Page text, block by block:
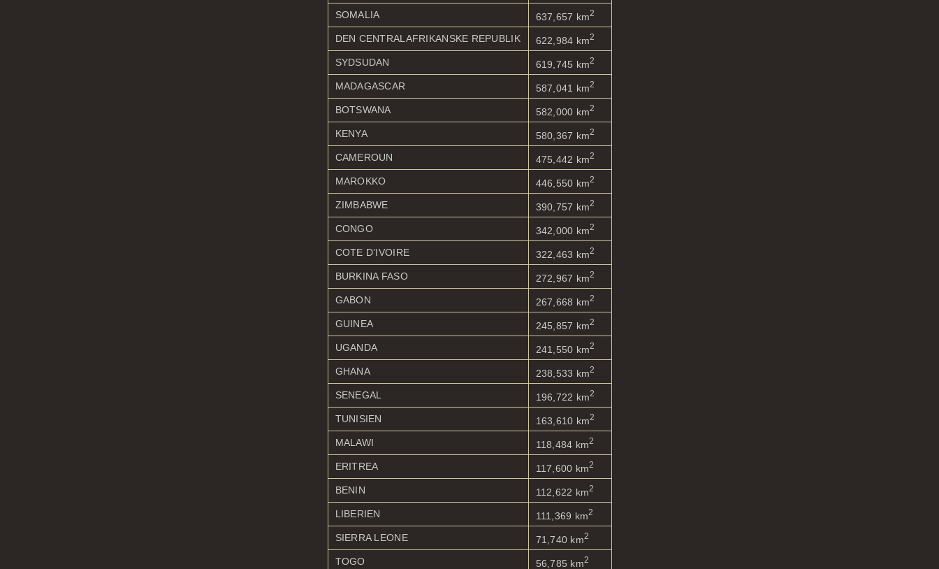
SOMALIA 637,657 km2
DEN CENTRALAFRIKANSKE REPUBLIK 622,984 km2
SYDSUDAN 619,745 km2
MADAGASCAR 587,041 km2
BOTSWANA 582,000 km2
KENYA 580,367 km2
CAMEROUN 475,442 km2
MAROKKO 446,550 km2
ZIMBABWE 390,757 km2
CONGO 342,000 km2
COTE D’IVOIRE 322,463 km2
BURKINA FASO 272,967 km2
GABON 267,668 km2
GUINEA 245,857 km2
UGANDA 241,550 km2
GHANA 238,533 km2
SENEGAL 196,722 km2
TUNISIEN 163,610 km2
MALAWI 118,484 km2
ERITREA 117,600 km2
BENIN 112,622 km2
LIBERIEN 111,369 km2
SIERRA LEONE 71,740 km2
TOGO 56,785 km2